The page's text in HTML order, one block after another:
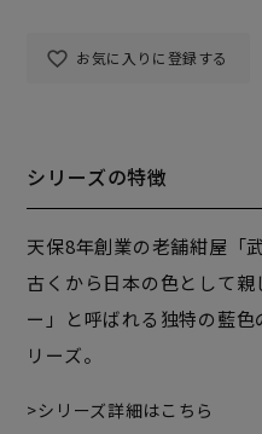
お気に入りに登録する
シリーズの特徴
天保8年創業の老舗紺屋「
古くから日本の色として
ー」と呼ばれる独特の藍
リーズ。
シリーズ詳細はこちら